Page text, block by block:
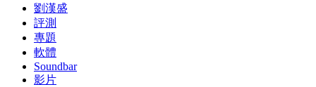
劉漢盛
評測
專題
軟體
Soundbar
影片